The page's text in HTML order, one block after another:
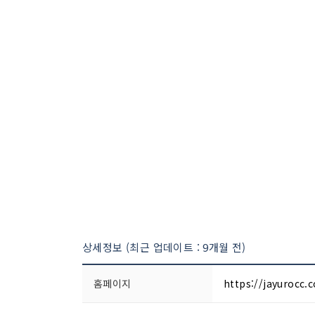
상세정보 (최근 업데이트 : 9개월 전)
홈페이지 https://